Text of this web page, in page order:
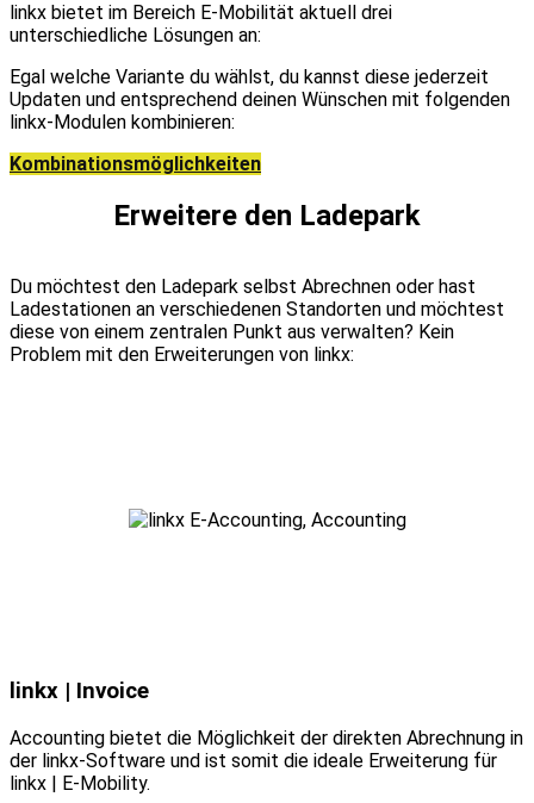
linkx bietet im Bereich E-Mobilität aktuell drei
unterschiedliche Lösungen an:
Egal welche Variante du wählst, du kannst diese jederzeit
Updaten und entsprechend deinen Wünschen mit folgenden
linkx-Modulen kombinieren:
Kombinationsmöglichkeiten
Erweitere den Ladepark
Du möchtest den Ladepark selbst Abrechnen oder hast
Ladestationen an verschiedenen Standorten und möchtest
diese von einem zentralen Punkt aus verwalten? Kein
Problem mit den Erweiterungen von linkx:
linkx | Invoice
Accounting bietet die Möglichkeit der direkten Abrechnung in
der linkx-Software und ist somit die ideale Erweiterung für
linkx | E-Mobility.